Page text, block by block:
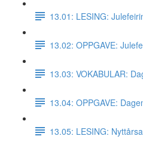
13.01: LESING:
13.02: OPPGAVE:
13.03: VOKABULAR:
13.04: OPPGAVE:
13.05: LESING: